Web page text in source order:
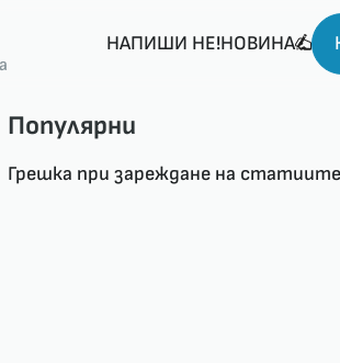
НАПИШИ НЕ!НОВИНА
Популярни
Грешка при зареждане на